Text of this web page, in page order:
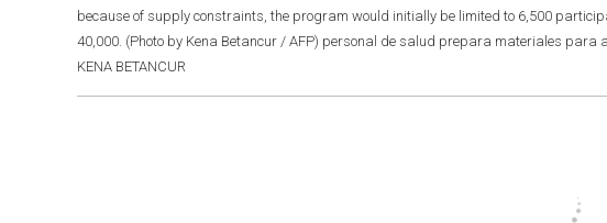
because of supply constraints, the program would initially be limited to 6,500
40,000. (Photo by Kena Betancur / AFP) personal de salud prepara materiales
KENA BETANCUR